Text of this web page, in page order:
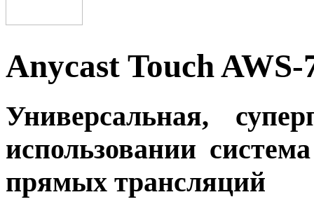
Anycast Touch AWS-
Универсальная,
использовании
прямых трансляций